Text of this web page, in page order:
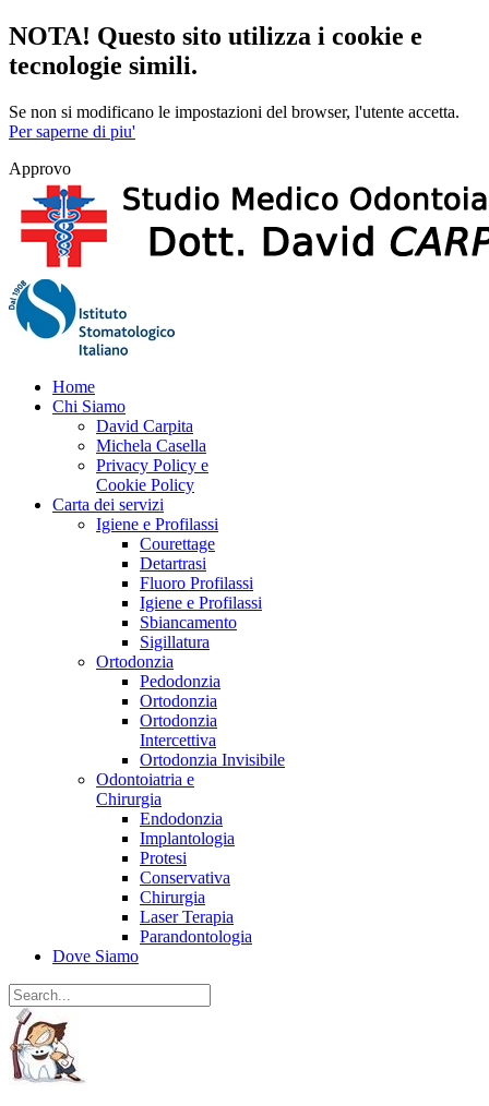
NOTA! Questo sito utilizza i cookie e
tecnologie simili.
Se non si modificano le impostazioni del browser, l'utente accetta.
Per saperne di piu'
Approvo
Home
Chi Siamo
David Carpita
Michela Casella
Privacy Policy e
Cookie Policy
Carta dei servizi
Igiene e Profilassi
Courettage
Detartrasi
Fluoro Profilassi
Igiene e Profilassi
Sbiancamento
Sigillatura
Ortodonzia
Pedodonzia
Ortodonzia
Ortodonzia
Intercettiva
Ortodonzia Invisibile
Odontoiatria e
Chirurgia
Endodonzia
Implantologia
Protesi
Conservativa
Chirurgia
Laser Terapia
Parandontologia
Dove Siamo